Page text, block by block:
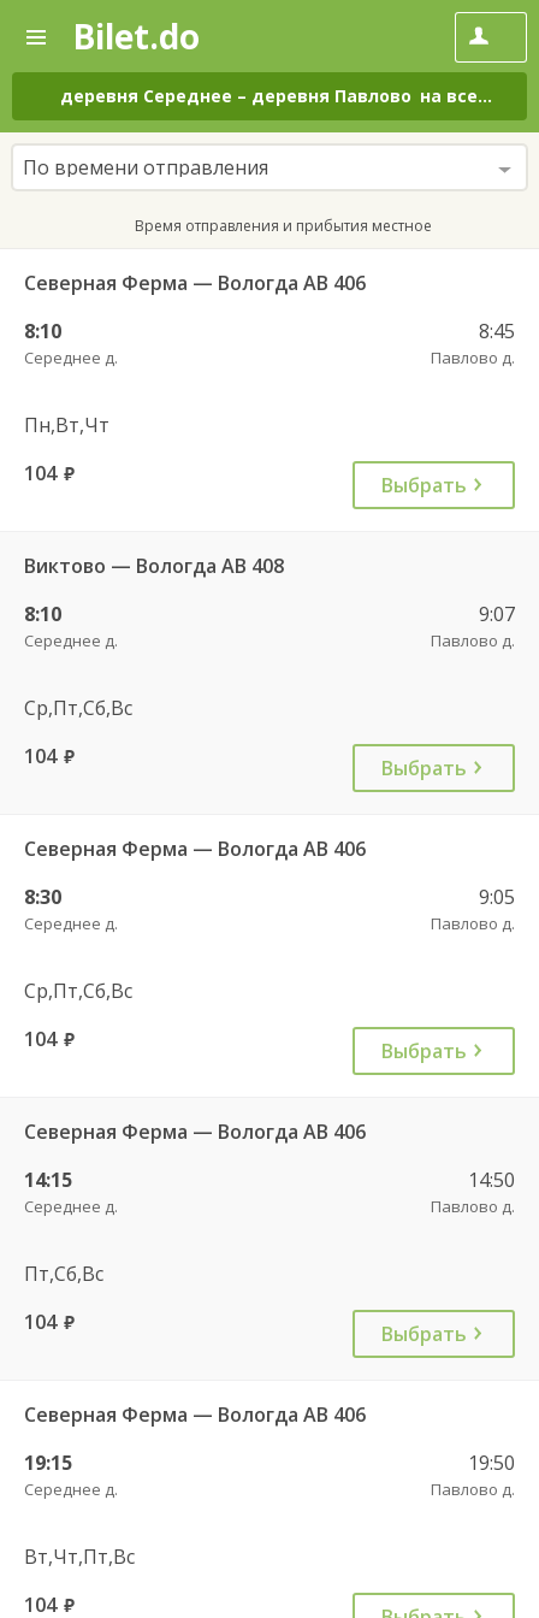
—
Поиск
и
покупка
билетов
на
автобус
онлайн
Bilet.do
деревня Середнее – деревня Павлово на все дни
По времени отправления
Время отправления и прибытия местное
Северная Ферма — Вологда АВ 406
8:10
Середнее д.
8:45
Павлово д.
Пн,Вт,Чт
104 руб. Выбрать
Виктово — Вологда АВ 408
8:10
Середнее д.
9:07
Павлово д.
Ср,Пт,Сб,Вс
104 руб. Выбрать
Северная Ферма — Вологда АВ 406
8:30
Середнее д.
9:05
Павлово д.
Ср,Пт,Сб,Вс
104 руб. Выбрать
Северная Ферма — Вологда АВ 406
14:15
Середнее д.
14:50
Павлово д.
Пт,Сб,Вс
104 руб. Выбрать
Северная Ферма — Вологда АВ 406
19:15
Середнее д.
19:50
Павлово д.
Вт,Чт,Пт,Вс
104 руб.